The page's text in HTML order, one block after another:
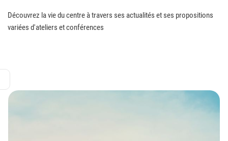
Découvrez la vie du centre à travers ses actualités et ses propositions
variées d'ateliers et conférences